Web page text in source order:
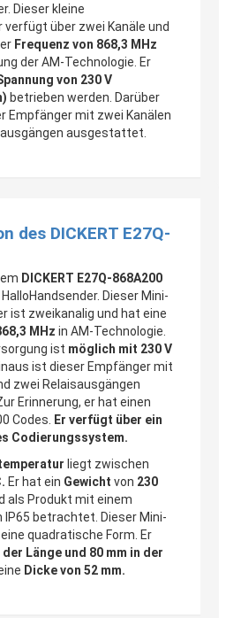
Dieser kleine
verfügt über zwei Kanäle und
Frequenz von 868,3 MHz
der AM-Technologie. Er
von 230 V
betrieben werden. Darüber
Empfänger mit zwei Kanälen
ausgestattet.
des DICKERT E27Q-
DICKERT E27Q-868A200
Dieser Mini-
ist zweikanalig und hat eine
MHz in AM-Technologie.
ist möglich mit 230 V
ist dieser Empfänger mit
zwei Relaisausgängen
Erinnerung, er hat einen
Codes. Er verfügt über ein
Codierungssystem.
liegt zwischen
Er hat ein Gewicht von 230
als Produkt mit einem
IP65 betrachtet. Dieser Mini-
quadratische Form. Er
der Länge und 80 mm in der
Dicke von 52 mm.